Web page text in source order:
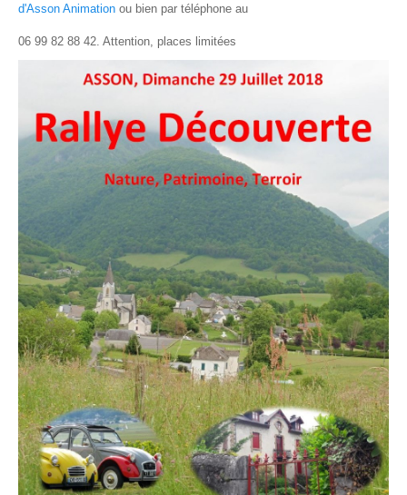
d'Asson Animation ou bien par téléphone au
06 99 82 88 42. Attention, places limitées